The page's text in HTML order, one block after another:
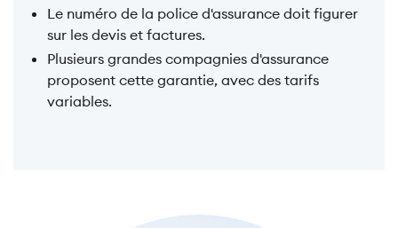
Le numéro de la police d'assurance doit figurer
sur les devis et factures.
Plusieurs grandes compagnies d'assurance
proposent cette garantie, avec des tarifs
variables.